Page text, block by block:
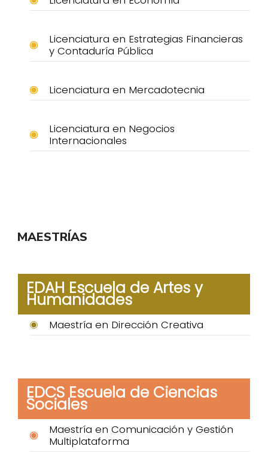
Licenciatura en Estrategias Financieras
y Contaduría Pública
Licenciatura en Mercadotecnia
Licenciatura en Negocios
Internacionales
MAESTRÍAS
EDAH Escuela de Artes y
Humanidades
Maestría en Dirección Creativa
EDCS Escuela de Ciencias
Sociales
Maestría en Comunicación y Gestión
Multiplataforma